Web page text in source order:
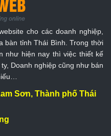
cho các doanh nghiệp,
bàn tỉnh Thái Bình. Trong thời
như hiện nay thì việc thiết kế
Doanh nghiệp cũng như bán
Sơn, Thành phố Thái